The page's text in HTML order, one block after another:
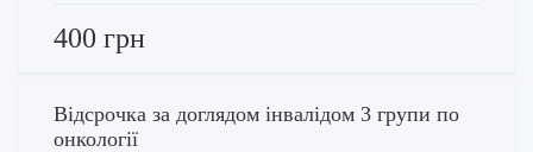
400 грн
Відсрочка за доглядом інвалідом 3 групи по
онкології